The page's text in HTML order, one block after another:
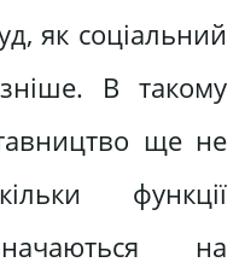
як соціальний
В такому
ще не
функції
на